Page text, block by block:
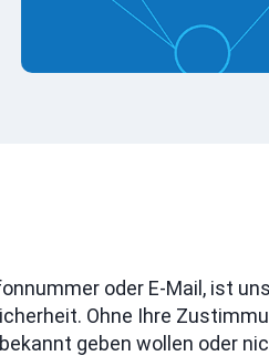
oder E-Mail, ist
Ohne Ihre
geben wollen oder